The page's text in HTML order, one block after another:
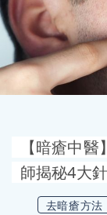
【暗瘡中
師揭秘4大
去暗瘡方法